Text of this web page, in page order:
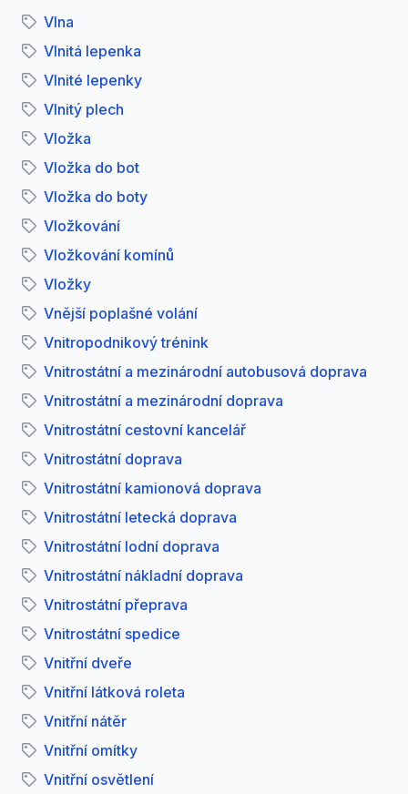
Vlna
Vlnitá lepenka
Vlnité lepenky
Vlnitý plech
Vložka
Vložka do bot
Vložka do boty
Vložkování
Vložkování komínů
Vložky
Vnější poplašné volání
Vnitropodnikový trénink
Vnitrostátní a mezinárodní autobusová doprava
Vnitrostátní a mezinárodní doprava
Vnitrostátní cestovní kancelář
Vnitrostátní doprava
Vnitrostátní kamionová doprava
Vnitrostátní letecká doprava
Vnitrostátní lodní doprava
Vnitrostátní nákladní doprava
Vnitrostátní přeprava
Vnitrostátní spedice
Vnitřní dveře
Vnitřní látková roleta
Vnitřní nátěr
Vnitřní omítky
Vnitřní osvětlení